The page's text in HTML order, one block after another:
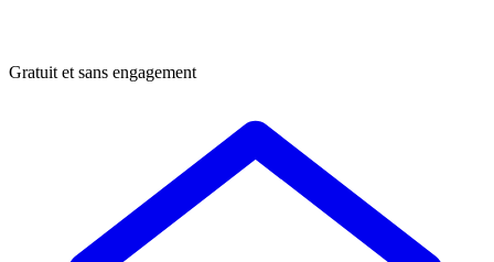
Gratuit et sans engagement